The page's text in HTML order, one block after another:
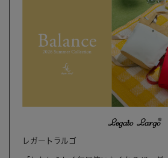
レガートラルゴ